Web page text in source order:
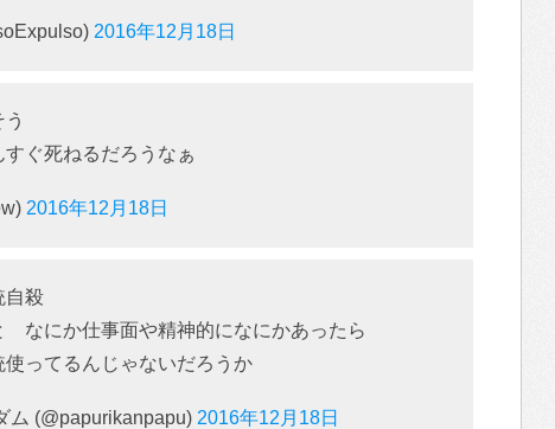
2016年12月18日
すぐ死ねるだろうなぁ
2016年12月18日
自殺
なにか仕事面や精神的になにかあったら
ってるんじゃないだろうか
(@papurikanpapu) 2016年12月18日